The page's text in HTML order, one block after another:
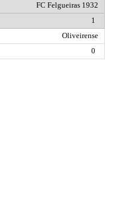
FC Felgueiras 1932
1
Oliveirense
0